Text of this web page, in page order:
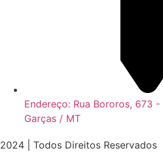
Endereço: Rua Bororos, 673
Garças / MT
2024 | Todos Direitos Reservados